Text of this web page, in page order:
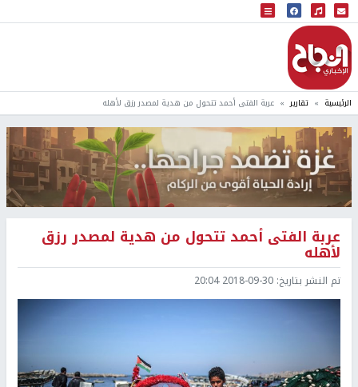
البث المباشر
إذاعة النجاح
الرئيسية تقارير عربة الفتى أحمد تتحول من هدية لمصدر رزق لأهله
عربة الفتى أحمد تتحول من هدية لمصدر رزق
لأهله
تم النشر بتاريخ: 2018-09-30 20:04